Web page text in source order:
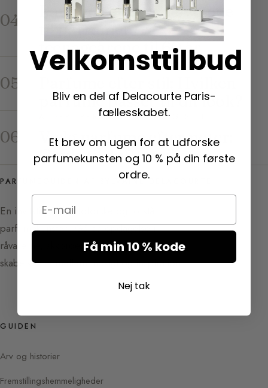
04
Parfume efter alder: guide
til parfumer fra
teenageårene til 60 år
05
ALDER, PERSONLIGHED OG STIL
parfume passer til dit look?
06
ALDER, PERSONLIGHED OG STIL
Vælg parfume efter noter:
Guide til duftfamilier
PARFUMEGUIDEN AF SYLVAINE DELACOURTE
En invitation til at udforske og forstå
parfumekunsten. Gå på opdagelse i
råvarerne, akkorderne og kulisserne bag
skabelsen – mellem indsigt og inspiration.
GUIDEN
Arv og historier
Fremstillingshemmeligheder
Velkomsttilbud
Bliv en del af Delacourte Paris-
fællesskabet.
Et brev om ugen for at udforske
parfumekunsten og 10 % på din første
ordre.
Email
Få min 10 % kode
Nej tak